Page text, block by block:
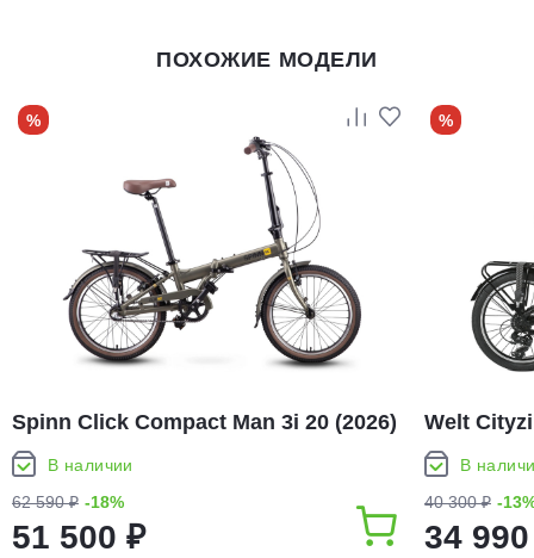
ПОХОЖИЕ МОДЕЛИ
%
Spinn Click Compact Man 3i 20 (2026)
В наличии
62 590 ₽ -18%
51 500 ₽
%
Welt
В
40 300 ₽ -
34